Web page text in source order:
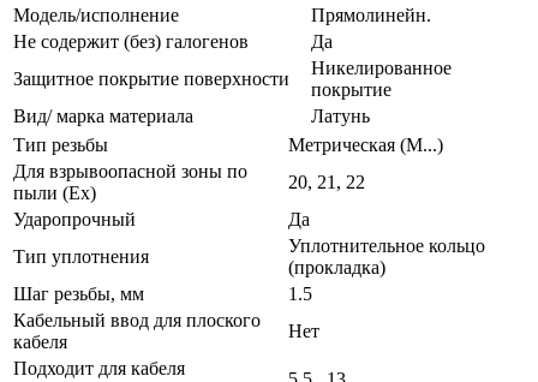
Модель/исполнение
Прямолинейн.
Не содержит (без) галогенов
Да
Защитное покрытие поверхности
Никелированное
покрытие
Вид/ марка материала
Латунь
Тип резьбы
Метрическая (M...)
Для взрывоопасной зоны по
пыли (Ex)
20, 21, 22
Ударопрочный
Да
Тип уплотнения
Уплотнительное кольцо
(прокладка)
Шаг резьбы, мм
1.5
Кабельный ввод для плоского
кабеля
Нет
Подходит для кабеля